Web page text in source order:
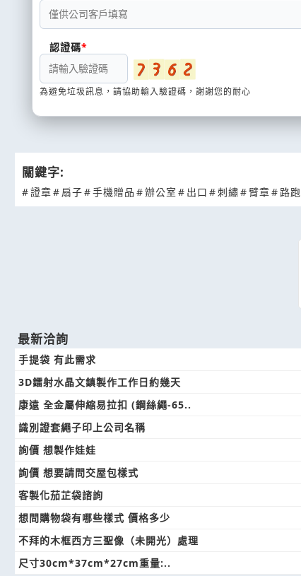
認證碼
為避免垃圾訊息，請協助輸入驗證碼，謝謝您的耐心
關鍵字:
#證章# 扇子#手機贈品 #辦公室 # 出口 #刺繡#臂章# 路跑
最新洽詢
手提袋 有此需求
3D鐳射水晶文鎮製作工作日約幾天
康遠 全金屬伸縮易拉扣 (鋼絲繩-65..
識別證套繩子印上公司名稱
詢價 想製作娃娃
詢價 想要請問交屋包樣式
客製化茄芷袋諮詢
想問購物袋有哪些樣式 價格多少
不拜的木框西方三聖像（未開光）處理
尺寸30cm*37cm*27cm重量:..